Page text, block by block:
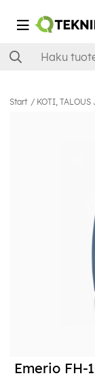
Start KOTI, TALOUS
Emerio FH-